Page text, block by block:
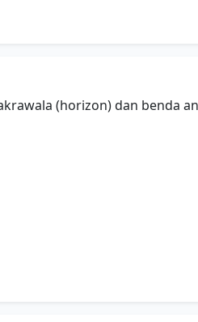
(horizon) dan benda